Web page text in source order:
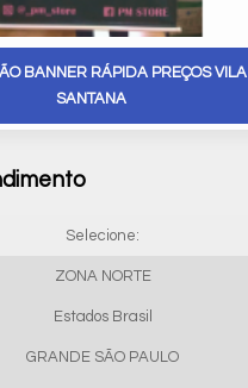
BANNER RÁPIDA PREÇOS VILA
SANTANA
Selecione:
ZONA NORTE
Estados Brasil
GRANDE SÃO PAULO